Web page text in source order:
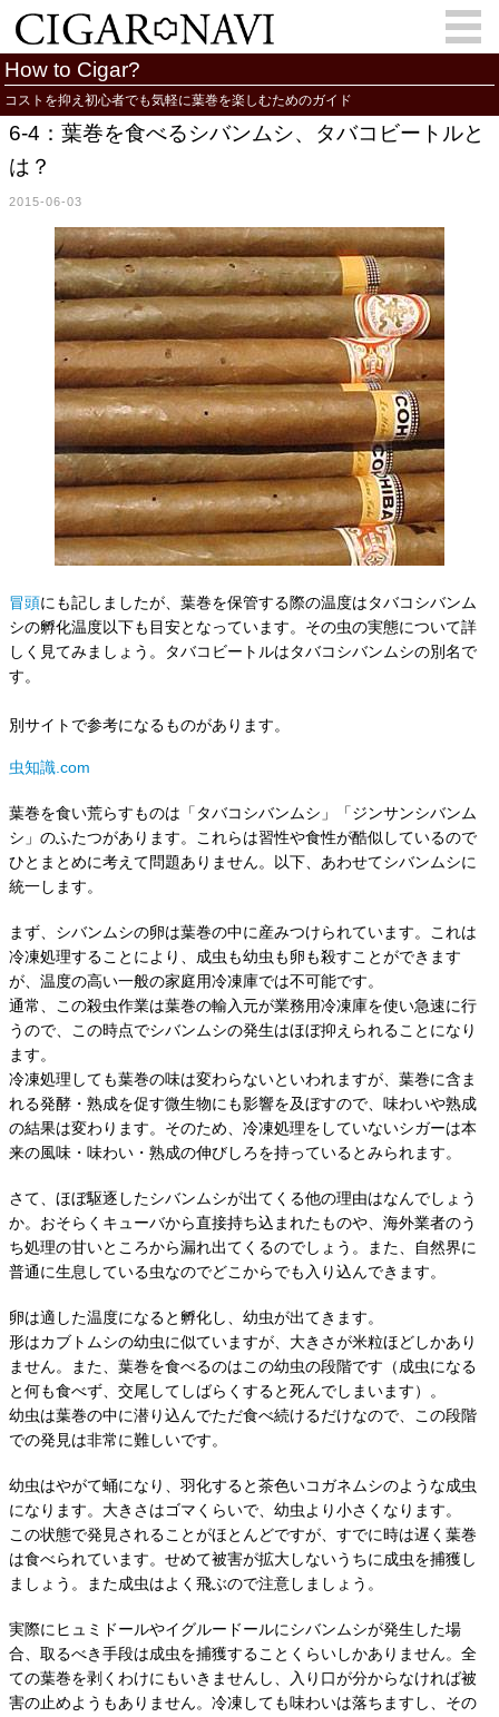
会員登録 お問い合わせ サインイン
Cigar Information Cigar Column
Memorandum 葉巻人
Cigar Map
How to Cigar?
コストを抑え初心者でも気軽に葉巻を楽しむためのガイド
6-4：葉巻を食べるシバンムシ、タバコビートルと
は？
2015-06-03
冒頭にも記しましたが、葉巻を保管する際の温度はタバコシバンム
シの孵化温度以下も目安となっています。その虫の実態について詳
しく見てみましょう。タバコビートルはタバコシバンムシの別名で
す。
別サイトで参考になるものがあります。
虫知識.com
葉巻を食い荒らすものは「タバコシバンムシ」「ジンサンシバンム
シ」のふたつがあります。これらは習性や食性が酷似しているので
ひとまとめに考えて問題ありません。以下、あわせてシバンムシに
統一します。
まず、シバンムシの卵は葉巻の中に産みつけられています。これは
冷凍処理することにより、成虫も幼虫も卵も殺すことができます
が、温度の高い一般の家庭用冷凍庫では不可能です。
通常、この殺虫作業は葉巻の輸入元が業務用冷凍庫を使い急速に行
うので、この時点でシバンムシの発生はほぼ抑えられることになり
ます。
冷凍処理しても葉巻の味は変わらないといわれますが、葉巻に含ま
れる発酵・熟成を促す微生物にも影響を及ぼすので、味わいや熟成
の結果は変わります。そのため、冷凍処理をしていないシガーは本
来の風味・味わい・熟成の伸びしろを持っているとみられます。
さて、ほぼ駆逐したシバンムシが出てくる他の理由はなんでしょう
か。おそらくキューバから直接持ち込まれたものや、海外業者のう
ち処理の甘いところから漏れ出てくるのでしょう。また、自然界に
普通に生息している虫なのでどこからでも入り込んできます。
卵は適した温度になると孵化し、幼虫が出てきます。
形はカブトムシの幼虫に似ていますが、大きさが米粒ほどしかあり
ません。また、葉巻を食べるのはこの幼虫の段階です（成虫になる
と何も食べず、交尾してしばらくすると死んでしまいます）。
幼虫は葉巻の中に潜り込んでただ食べ続けるだけなので、この段階
での発見は非常に難しいです。
幼虫はやがて蛹になり、羽化すると茶色いコガネムシのような成虫
になります。大きさはゴマくらいで、幼虫より小さくなります。
この状態で発見されることがほとんどですが、すでに時は遅く葉巻
は食べられています。せめて被害が拡大しないうちに成虫を捕獲し
ましょう。また成虫はよく飛ぶので注意しましょう。
実際にヒュミドールやイグルードールにシバンムシが発生した場
合、取るべき手段は成虫を捕獲することくらいしかありません。全
ての葉巻を剥くわけにもいきませんし、入り口が分からなければ被
害の止めようもありません。冷凍しても味わいは落ちますし、その